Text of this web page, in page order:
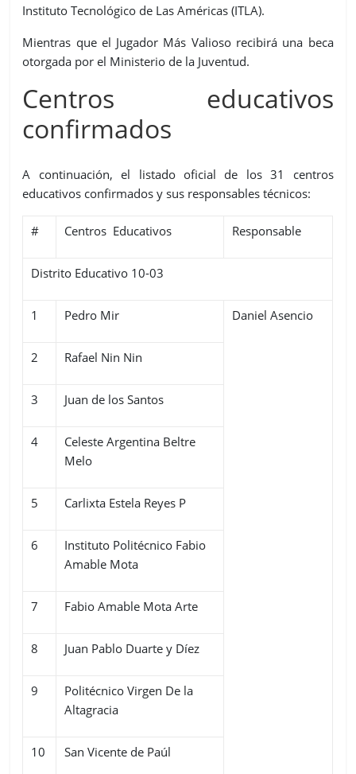
Instituto Tecnológico de Las Américas (ITLA).
Mientras que el Jugador Más Valioso recibirá una beca
otorgada por el Ministerio de la Juventud.
Centros educativos
confirmados
A continuación, el listado oficial de los 31 centros
educativos confirmados y sus responsables técnicos:
# Centros Educativos Responsable
Distrito Educativo 10-03
1 Pedro Mir Daniel Asencio
2 Rafael Nin Nin
3 Juan de los Santos
4
Celeste Argentina Beltre
Melo
5 Carlixta Estela Reyes P
6
Instituto Politécnico Fabio
Amable Mota
7 Fabio Amable Mota Arte
8 Juan Pablo Duarte y Díez
9
Politécnico Virgen De la
Altagracia
10 San Vicente de Paúl